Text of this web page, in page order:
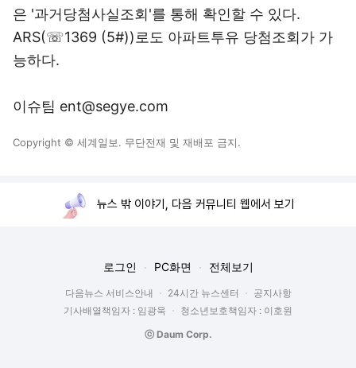
은 '과거당첨사실조회'를 통해 확인할 수 있다.
ARS(☏1369 (5#))로도 아파트투유 당첨조회가 가
능하다.
이슈팀 ent@segye.com
Copyright © 세계일보. 무단전재 및 재배포 금지.
뉴스 밖 이야기, 다음 커뮤니티 웹에서 보기
로그인 PC화면 전체보기
다음뉴스 서비스안내 24시간 뉴스센터
공지사항
기사배열책임자 : 임광욱
청소년보호책임자 : 이호원
ⓒ Daum Corp.